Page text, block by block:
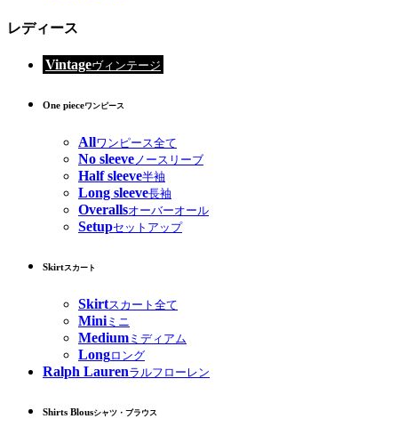
レディース
Vintageヴィンテージ
One pieceワンピース
Allワンピース全て
No sleeveノースリーブ
Half sleeve半袖
Long sleeve長袖
Overallsオーバーオール
Setupセットアップ
Skirtスカート
Skirtスカート全て
Miniミニ
Medium ミディアム
Longロング
Ralph Laurenラルフローレン
Shirts Blousシャツ・ブラウス